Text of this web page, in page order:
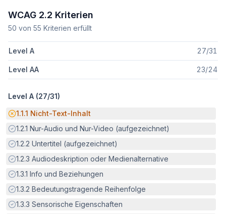
WCAG 2.2 Kriterien
50 von 55 Kriterien erfüllt
Level A 27/31
Level AA 23/24
Level A (27/31)
Potenzielle Barriere:
1.1.1 Nicht-Text-Inhalt
Erfüllt:
1.2.1 Nur-Audio und Nur-Video (aufgezeichnet)
Erfüllt:
1.2.2 Untertitel (aufgezeichnet)
Erfüllt:
1.2.3 Audiodeskription oder Medienalternative
Erfüllt:
1.3.1 Info und Beziehungen
Erfüllt:
1.3.2 Bedeutungstragende Reihenfolge
Erfüllt:
1.3.3 Sensorische Eigenschaften